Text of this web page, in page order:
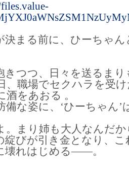
決まる前に、ひーちゃ
きつつ、日々を送るまり
、職場でセクハラを受
酒をあおる 。
備な姿に、‘ひーちゃん
。まり姉も大人なんだ
綻びが引き金となり、
壊れはじめる――。